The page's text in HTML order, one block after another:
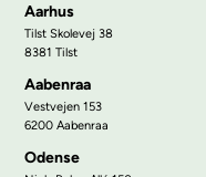
Aarhus
Tilst Skolevej 38
8381 Tilst
Aabenraa
Vestvejen 153
6200 Aabenraa
Odense